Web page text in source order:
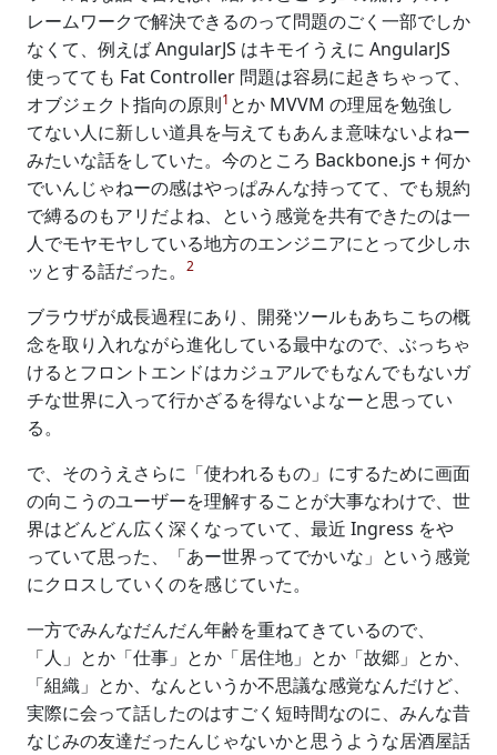
レームワークで解決できるのって問題のごく一部でしか
なくて、例えば AngularJS はキモイうえに AngularJS
使ってても Fat Controller 問題は容易に起きちゃって、
オブジェクト指向の原則1 とか MVVM の理屈を勉強し
てない人に新しい道具を与えてもあんま意味ないよねー
みたいな話をしていた。今のところ Backbone.js + 何か
でいんじゃねーの感はやっぱみんな持ってて、でも規約
で縛るのもアリだよね、という感覚を共有できたのは一
人でモヤモヤしている地方のエンジニアにとって少しホ
ッとする話だった。
2
ブラウザが成長過程にあり、開発ツールもあちこちの概
念を取り入れながら進化している最中なので、ぶっちゃ
けるとフロントエンドはカジュアルでもなんでもないガ
チな世界に入って行かざるを得ないよなーと思ってい
る。
で、そのうえさらに「使われるもの」にするために画面
の向こうのユーザーを理解することが大事なわけで、世
界はどんどん広く深くなっていて、最近 Ingress をや
っていて思った、「あー世界ってでかいな」という感覚
にクロスしていくのを感じていた。
一方でみんなだんだん年齢を重ねてきているので、
「人」とか「仕事」とか「居住地」とか「故郷」とか、
「組織」とか、なんというか不思議な感覚なんだけど、
実際に会って話したのはすごく短時間なのに、みんな昔
なじみの友達だったんじゃないかと思うような居酒屋話